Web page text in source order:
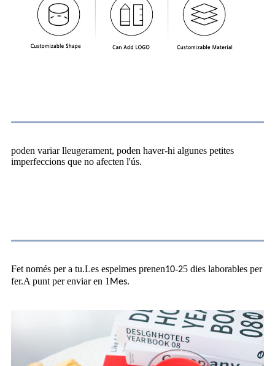
poden variar lleugerament, poden haver-hi algunes petites
imperfeccions que no afecten l'ús.
Fet només per a tu.Les espelmes prenen10-25 dies laborables per
fer.A punt per enviar en 1 Mes.